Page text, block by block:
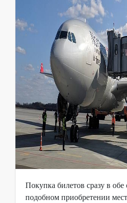
Покупка билетов сразу в
подобном приобретении